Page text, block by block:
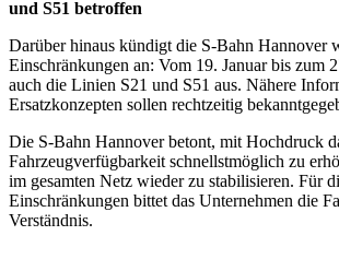
und S51 betroffen
Darüber hinaus kündigt die S-Bahn Hannover
Einschränkungen an: Vom 19. Januar bis zum
auch die Linien S21 und S51 aus. Nähere
Ersatzkonzepten sollen rechtzeitig
Die S-Bahn Hannover betont, mit Hochdruck
Fahrzeugverfügbarkeit schnellstmöglich zu
im gesamten Netz wieder zu stabilisieren. Für
Einschränkungen bittet das Unternehmen die
Verständnis.